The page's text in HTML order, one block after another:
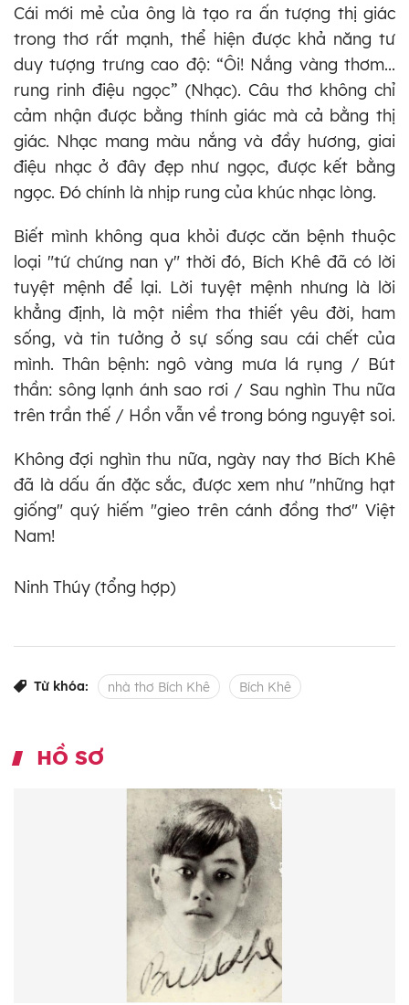
Cái mới mẻ của ông là tạo ra ấn tượng thị giác
trong thơ rất mạnh, thể hiện được khả năng tư
duy tượng trưng cao độ: “Ôi! Nắng vàng thơm...
rung rinh điệu ngọc” (Nhạc). Câu thơ không chỉ
cảm nhận được bằng thính giác mà cả bằng thị
giác. Nhạc mang màu nắng và đầy hương, giai
điệu nhạc ở đây đẹp như ngọc, được kết bằng
ngọc. Đó chính là nhịp rung của khúc nhạc lòng.
Biết mình không qua khỏi được căn bệnh thuộc
loại "tứ chứng nan y" thời đó, Bích Khê đã có lời
tuyệt mệnh để lại. Lời tuyệt mệnh nhưng là lời
khẳng định, là một niềm tha thiết yêu đời, ham
sống, và tin tưởng ở sự sống sau cái chết của
mình. Thân bệnh: ngô vàng mưa lá rụng / Bút
thần: sông lạnh ánh sao rơi / Sau nghìn Thu nữa
trên trần thế / Hồn vẫn về trong bóng nguyệt soi.
Không đợi nghìn thu nữa, ngày nay thơ Bích Khê
đã là dấu ấn đặc sắc, được xem như "những hạt
giống" quý hiếm "gieo trên cánh đồng thơ" Việt
Nam!
Ninh Thúy (tổng hợp)
Từ khóa: nhà thơ Bích Khê Bích Khê
HỒ SƠ